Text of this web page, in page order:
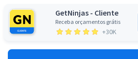
GetNinjas - Cliente
Receba orçamentos grátis
+30K